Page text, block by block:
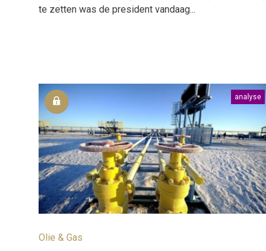
te zetten was de president vandaag...
analyse
Olie & Gas